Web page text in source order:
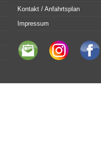
Kontakt / Anfahrtsplan
Impressum